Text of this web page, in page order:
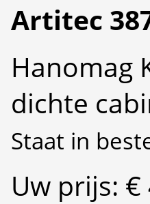
Artitec
Hanomag
dichte
Staat in
Uw prijs: €